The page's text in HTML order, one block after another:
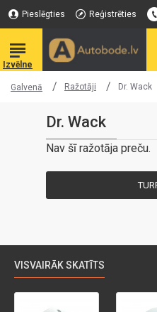
Pieslēgties Reģistrēties
Galvenā Ražotāji Dr. Wack
Dr. Wack
Nav šī ražotāja preču.
VISVAIRĀK SKATĪTS